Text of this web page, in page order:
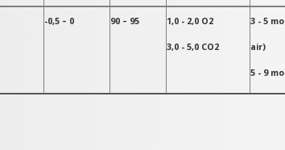
-0,5 – 0 90 – 95 1,0 - 2,0 O2
3,0 - 5,0 CO2
3 - 5
air)
5 - 9